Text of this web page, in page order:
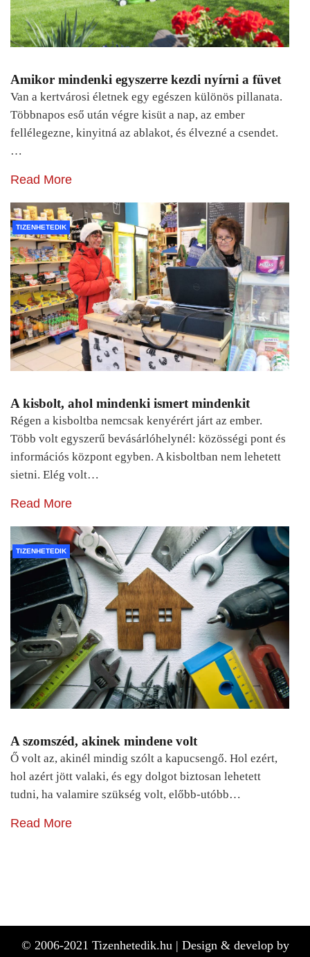
Amikor mindenki egyszerre kezdi nyírni a füvet
Van a kertvárosi életnek egy egészen különös pillanata.
Többnapos eső után végre kisüt a nap, az ember
fellélegezne, kinyitná az ablakot, és élvezné a csendet.
…
Read More
TIZENHETEDIK
A kisbolt, ahol mindenki ismert mindenkit
Régen a kisboltba nemcsak kenyérért járt az ember.
Több volt egyszerű bevásárlóhelynél: közösségi pont és
információs központ egyben. A kisboltban nem lehetett
sietni. Elég volt…
Read More
TIZENHETEDIK
A szomszéd, akinek mindene volt
Ő volt az, akinél mindig szólt a kapucsengő. Hol ezért,
hol azért jött valaki, és egy dolgot biztosan lehetett
tudni, ha valamire szükség volt, előbb-utóbb…
Read More
© 2006-2021 Tizenhetedik.hu | Design & develop by